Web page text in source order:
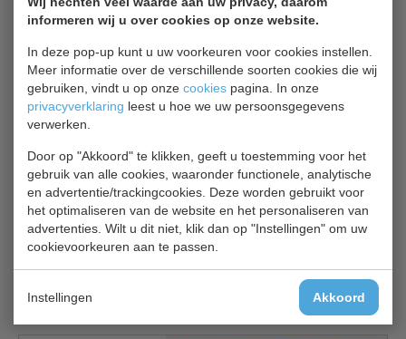
informeren wij u over cookies op onze website.
In deze pop-up kunt u uw voorkeuren voor cookies instellen.
Meer informatie over de verschillende soorten cookies die wij
gebruiken, vindt u op onze cookies pagina. In onze
privacyverklaring leest u hoe we uw persoonsgegevens
verwerken.
Door op "Akkoord" te klikken, geeft u toestemming voor het
gebruik van alle cookies, waaronder functionele, analytische
en advertentie/trackingcookies. Deze worden gebruikt voor
het optimaliseren van de website en het personaliseren van
advertenties. Wilt u dit niet, klik dan op "Instellingen" om uw
cookievoorkeuren aan te passen.
Instellingen Akkoord
RVS exterieur, aluminium interieur
Ventilator ondersteund
3 verstelbare roosters en een 1 bodemrooster
Automatische, natuurlijke ontdooiing
Volautomatische controller met digitaal display
Is dit iets voor jou?
EcoFrost 7950.5015
RVS vrieskast 1 deur
Vrieskast bekijken